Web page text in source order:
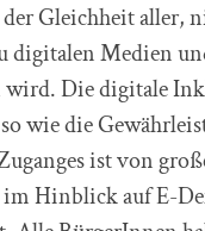
Gleichheit aller,
digitalen Medien
wird. Die digitale
wie die
ist von
im Hinblick auf E-